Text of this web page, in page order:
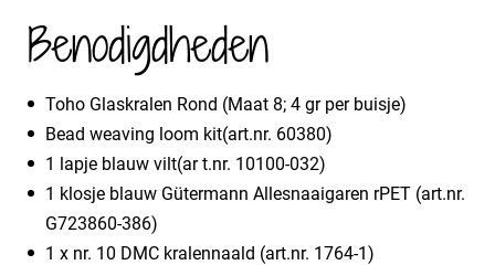
Benodigdheden
Toho Glaskralen Rond (Maat 8; 4 gr per buisje)
Bead weaving loom kit(art.nr. 60380)
1 lapje blauw vilt(ar t.nr. 10100-032)
1 klosje blauw Gütermann Allesnaaigaren rPET (art.nr.
G723860-386)
1 x nr. 10 DMC kralennaald (art.nr. 1764-1)